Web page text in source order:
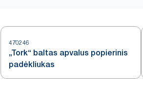
470246
„Tork“ baltas apvalus popierinis
padėkliukas